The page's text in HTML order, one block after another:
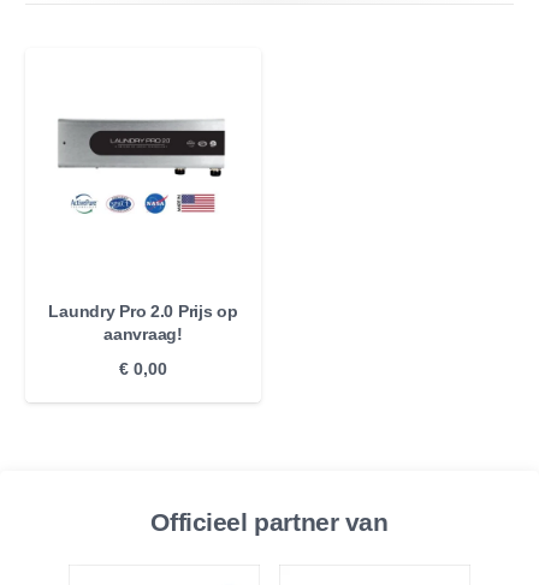
Laundry Pro 2.0 Prijs op
aanvraag!
€ 0,00
Officieel partner van